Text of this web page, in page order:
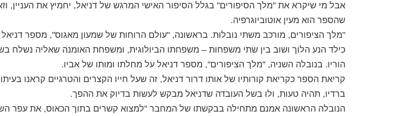
אבל מי שיקרא את "מלך הסיפורים" בגלל הסיפור האישי המרגש של דניאל, יחמיץ את העניין,
שהספר הוא מעין אוטוביוגרפיה.
"מלך הציפורים, מורכב משתי נובלות. בראשונה, "עולם הרוחות של שמעון מאגוס", מספר דניאל
כילד הנע הלוך ושוב בין שתי משפחות – משפחתו הביולוגית, ומשפחת האומנה שאליה נשלח
הוריו. בנובלה השניה, "מלך הציפורים", מספר דניאל על מחלתו ומותו של אביו.
קריאת הספר כקריאת קורותיו של אותו דרור דניאל, זה שעל חייו הקצרים והטרגיים קראנו
ברדיו, תהיה טעות, ולו בשל העובדה שדניאל מבקש לעשות בדיוק את ההפך.
הנובלה הראשונה אמנם מתחילה בבקשתו של המחבר "למצוא קשרים בתוך הכאוס, את עפר